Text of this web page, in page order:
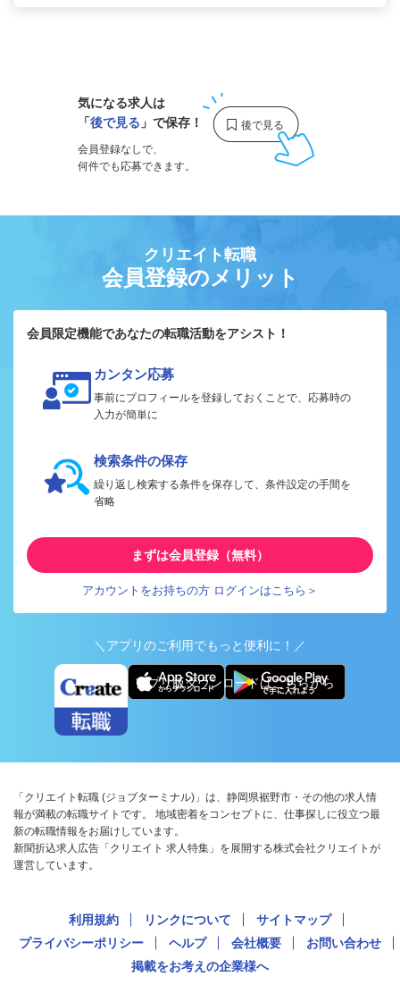
気になる求人は
「後で見る 」で保存！
会員登録なしで、
何件でも応募できます。
クリエイト転職
会員登録のメリット
会員限定機能であなたの転職活動をアシスト！
カンタン応募
事前にプロフィールを登録しておくことで、応募時の
入力が簡単に
検索条件の保存
繰り返し検索する条件を保存して、条件設定の手間を
省略
まずは会員登録（無料）
アカウントをお持ちの方 ログインはこちら＞
＼アプリのご利用でもっと便利に！／
アプリ版ダウンロードはこちらから
「クリエイト転職 (ジョブターミナル)」は、静岡県裾野市・その他の求人情
報が満載の転職サイトです。 地域密着をコンセプトに、仕事探しに役立つ最
新の転職情報をお届けしています。
新聞折込求人広告「クリエイト 求人特集」を展開する株式会社クリエイトが
運営しています。
利用規約 リンクについて
サイトマップ
プライバシーポリシー
ヘルプ 会社概要
お問い合わせ
掲載をお考えの企業様へ